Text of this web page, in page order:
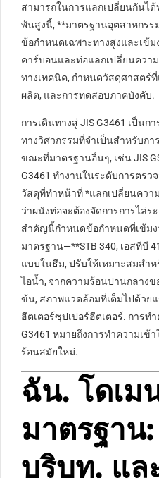
สามารถในการแลกเปลี่ยนกันไ
พันสูงนี้, **มาตรฐานอุตสาหกรร
ข้อกำหนดเฉพาะทางสูงและเข้
คาร์บอนและท่อแลกเปลี่ยนควา
ทางเทคนิค, กำหนดวัสดุศาสตร์
ผลิต, และการทดสอบภาคบังคับ.
การเดินทางสู่ JIS G3461 เป็นก
ทางวิศวกรรมที่จำเป็นสำหรับก
ขณะที่มาตรฐานอื่นๆ, เช่น JIS
G3461 ทำงานในระดับการตร
วัสดุที่ทำหน้าที่ *แลกเปลี่ยนควา
ว่าผนังท่อจะต้องจัดการการไล่
สำคัญนี้กำหนดข้อกำหนดที่เข้มง
มาตรฐาน—**STB 340, เอสทีบี
แบบในธีม, ปรับให้เหมาะสมสำ
ไอน้ำ, จากความร้อนปานกลาง
ข้น, สภาพแวดล้อมที่เต็มไปด้วย
ฮีตเตอร์ซุปเปอร์ฮีตเตอร์. การท
G3461 หมายถึงการทำความเข้
ร้อนสมัยใหม่.
ฉัน. โดเม
มาตรฐาน
บริบท, แล